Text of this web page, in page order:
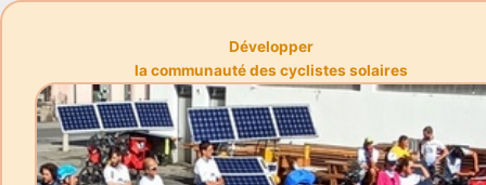
Développer
la communauté des cyclistes solaires